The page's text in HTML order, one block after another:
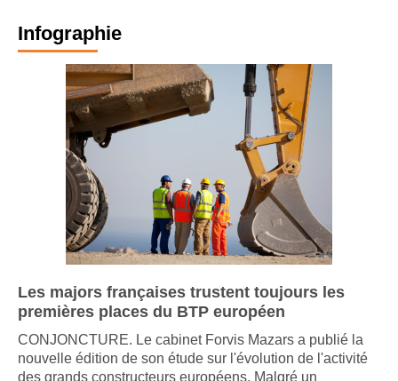
Infographie
Les majors françaises trustent toujours les
premières places du BTP européen
CONJONCTURE. Le cabinet Forvis Mazars a publié la
nouvelle édition de son étude sur l'évolution de l'activité